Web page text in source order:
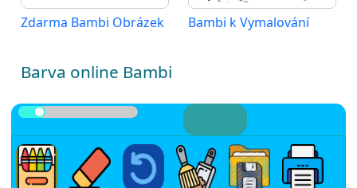
Zdarma Bambi Obrázek Bambi k Vymalování
Barva online Bambi